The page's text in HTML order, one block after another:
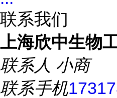
联系我们
上海欣中生物
联系人 小商
联系手机